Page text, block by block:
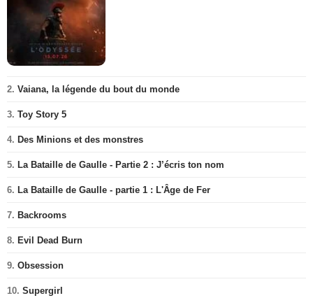
2. Vaiana, la légende du bout du monde
3. Toy Story 5
4. Des Minions et des monstres
5. La Bataille de Gaulle - Partie 2 : J’écris ton nom
6. La Bataille de Gaulle - partie 1 : L'Âge de Fer
7. Backrooms
8. Evil Dead Burn
9. Obsession
10. Supergirl